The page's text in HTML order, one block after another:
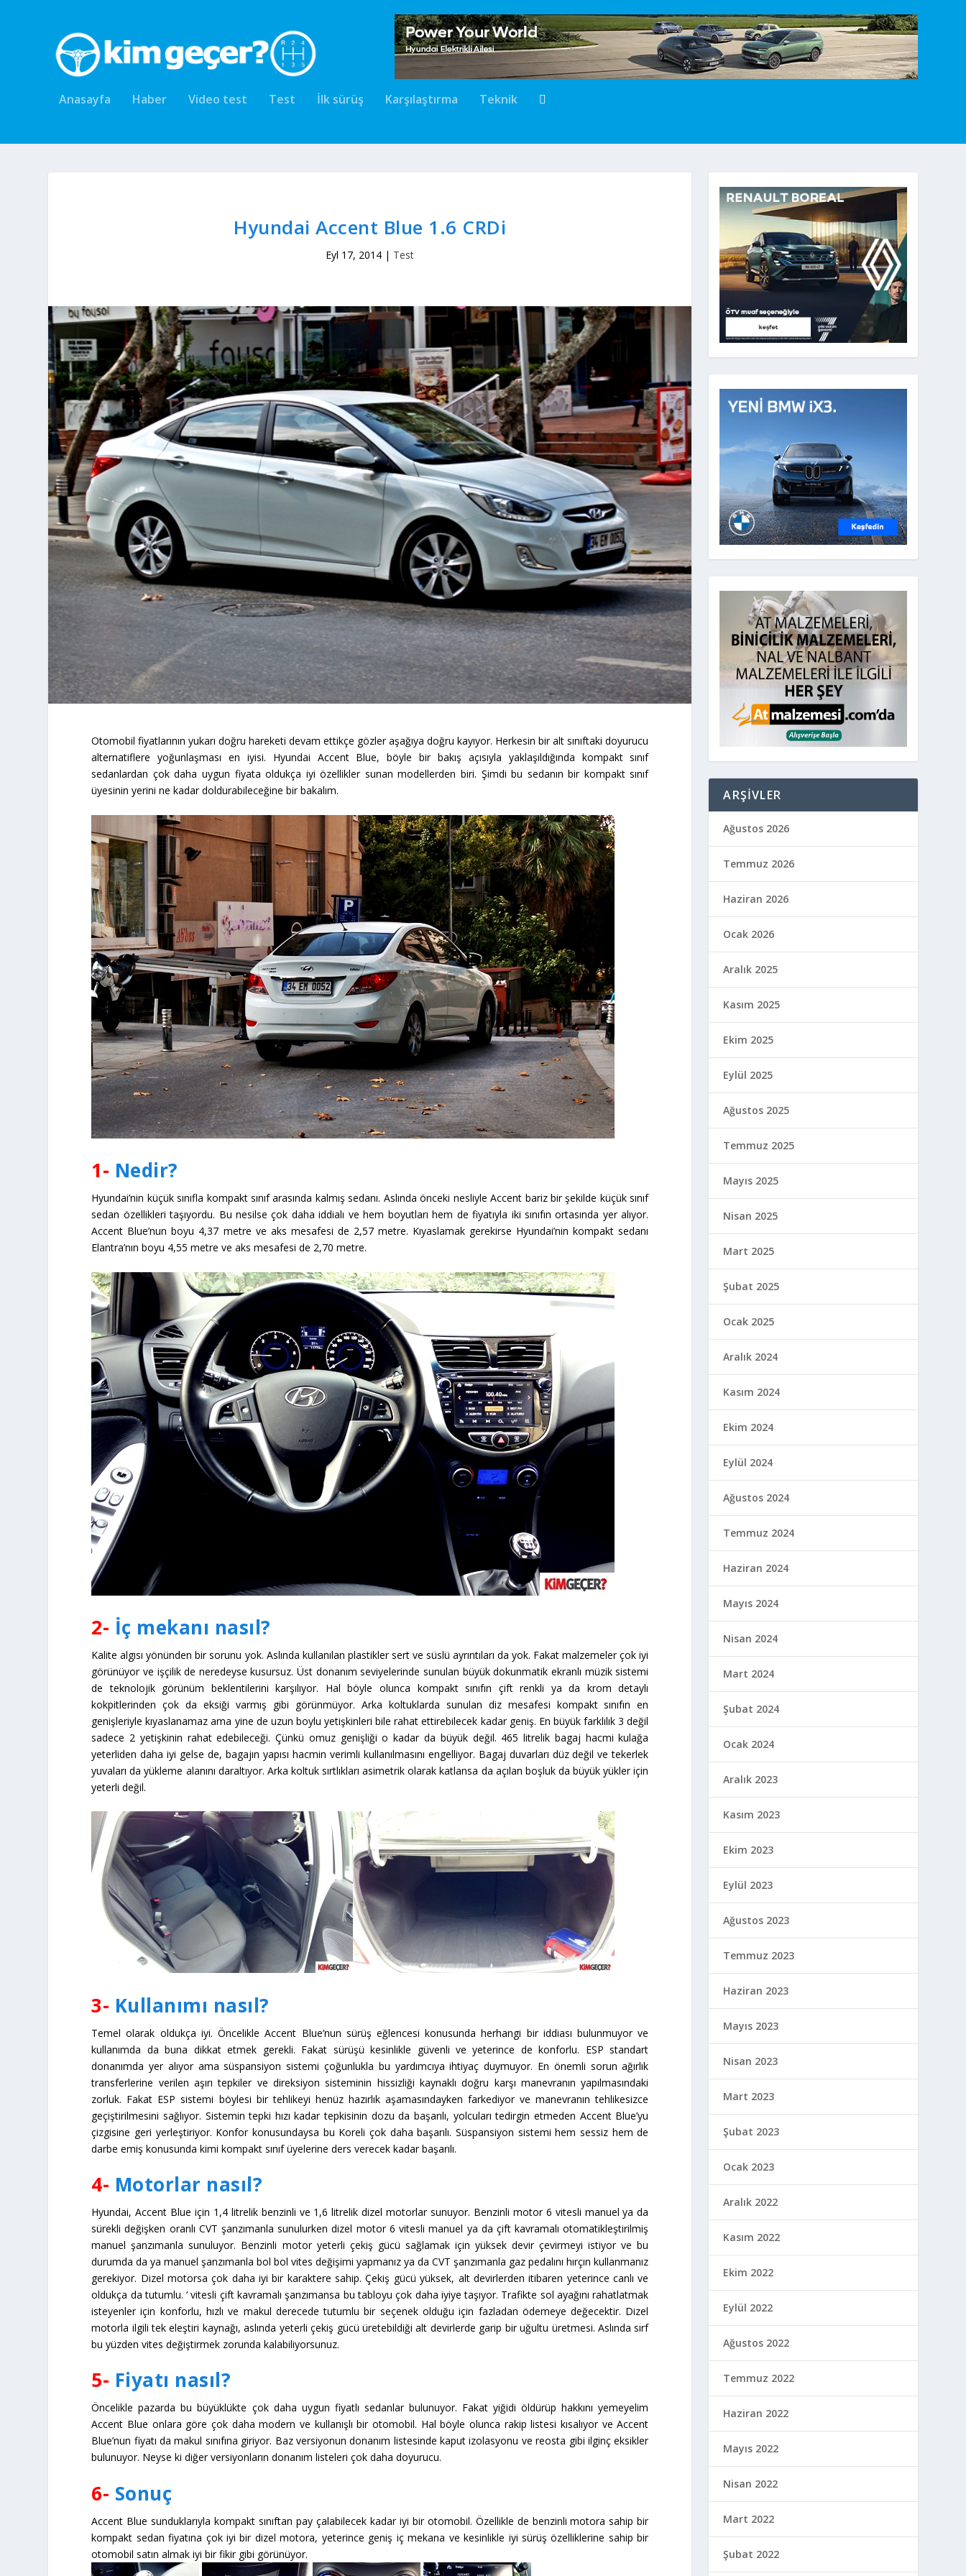
Anasayfa Haber Video test Test İlk sürüş Karşılaştırma Teknik
Hyundai Accent Blue 1.6 CRDi
Eyl 17, 2014 | Test
Otomobil fiyatlarının yukarı doğru hareketi devam ettikçe gözler aşağıya doğru kayıyor. Herkesin bir alt sınıftaki doyurucu
alternatiflere yoğunlaşması en iyisi. Hyundai Accent Blue, böyle bir bakış açısıyla yaklaşıldığında kompakt sınıf
sedanlardan çok daha uygun fiyata oldukça iyi özellikler sunan modellerden biri. Şimdi bu sedanın bir kompakt sınıf
üyesinin yerini ne kadar doldurabileceğine bir bakalım.
1- Nedir?
Hyundai’nin küçük sınıfla kompakt sınıf arasında kalmış sedanı. Aslında önceki nesliyle Accent bariz bir şekilde küçük sınıf
sedan özellikleri taşıyordu. Bu nesilse çok daha iddialı ve hem boyutları hem de fiyatıyla iki sınıfın ortasında yer alıyor.
Accent Blue’nun boyu 4,37 metre ve aks mesafesi de 2,57 metre. Kıyaslamak gerekirse Hyundai’nin kompakt sedanı
Elantra’nın boyu 4,55 metre ve aks mesafesi de 2,70 metre.
2- İç mekanı nasıl?
Kalite algısı yönünden bir sorunu yok. Aslında kullanılan plastikler sert ve süslü ayrıntıları da yok. Fakat malzemeler çok iyi
görünüyor ve işçilik de neredeyse kusursuz. Üst donanım seviyelerinde sunulan büyük dokunmatik ekranlı müzik sistemi
de teknolojik görünüm beklentilerini karşılıyor. Hal böyle olunca kompakt sınıfın çift renkli ya da krom detaylı
kokpitlerinden çok da eksiği varmış gibi görünmüyor. Arka koltuklarda sunulan diz mesafesi kompakt sınıfın en
genişleriyle kıyaslanamaz ama yine de uzun boylu yetişkinleri bile rahat ettirebilecek kadar geniş. En büyük farklılık 3 değil
sadece 2 yetişkinin rahat edebileceği. Çünkü omuz genişliği o kadar da büyük değil. 465 litrelik bagaj hacmi kulağa
yeterliden daha iyi gelse de, bagajın yapısı hacmin verimli kullanılmasını engelliyor. Bagaj duvarları düz değil ve tekerlek
yuvaları da yükleme alanını daraltıyor. Arka koltuk sırtlıkları asimetrik olarak katlansa da açılan boşluk da büyük yükler için
yeterli değil.
3- Kullanımı nasıl?
Temel olarak oldukça iyi. Öncelikle Accent Blue’nun sürüş eğlencesi konusunda herhangi bir iddiası bulunmuyor ve
kullanımda da buna dikkat etmek gerekli. Fakat sürüşü kesinlikle güvenli ve yeterince de konforlu. ESP standart
donanımda yer alıyor ama süspansiyon sistemi çoğunlukla bu yardımcıya ihtiyaç duymuyor. En önemli sorun ağırlık
transferlerine verilen aşırı tepkiler ve direksiyon sisteminin hissizliği kaynaklı doğru karşı manevranın yapılmasındaki
zorluk. Fakat ESP sistemi böylesi bir tehlikeyi henüz hazırlık aşamasındayken farkediyor ve manevranın tehlikesizce
geçiştirilmesini sağlıyor. Sistemin tepki hızı kadar tepkisinin dozu da başarılı, yolcuları tedirgin etmeden Accent Blue’yu
çizgisine geri yerleştiriyor. Konfor konusundaysa bu Koreli çok daha başarılı. Süspansiyon sistemi hem sessiz hem de
darbe emiş konusunda kimi kompakt sınıf üyelerine ders verecek kadar başarılı.
4- Motorlar nasıl?
Hyundai, Accent Blue için 1,4 litrelik benzinli ve 1,6 litrelik dizel motorlar sunuyor. Benzinli motor 6 vitesli manuel ya da
sürekli değişken oranlı CVT şanzımanla sunulurken dizel motor 6 vitesli manuel ya da çift kavramalı otomatikleştirilmiş
manuel şanzımanla sunuluyor. Benzinli motor yeterli çekiş gücü sağlamak için yüksek devir çevirmeyi istiyor ve bu
durumda da ya manuel şanzımanla bol bol vites değişimi yapmanız ya da CVT şanzımanla gaz pedalını hırçın kullanmanız
gerekiyor. Dizel motorsa çok daha iyi bir karaktere sahip. Çekiş gücü yüksek, alt devirlerden itibaren yeterince canlı ve
oldukça da tutumlu. ‘ vitesli çift kavramalı şanzımansa bu tabloyu çok daha iyiye taşıyor. Trafikte sol ayağını rahatlatmak
isteyenler için konforlu, hızlı ve makul derecede tutumlu bir seçenek olduğu için fazladan ödemeye değecektir. Dizel
motorla ilgili tek eleştiri kaynağı, aslında yeterli çekiş gücü üretebildiği alt devirlerde garip bir uğultu üretmesi. Aslında sırf
bu yüzden vites değiştirmek zorunda kalabiliyorsunuz.
5- Fiyatı nasıl?
Öncelikle pazarda bu büyüklükte çok daha uygun fiyatlı sedanlar bulunuyor. Fakat yiğidi öldürüp hakkını yemeyelim
Accent Blue onlara göre çok daha modern ve kullanışlı bir otomobil. Hal böyle olunca rakip listesi kısalıyor ve Accent
Blue’nun fiyatı da makul sınıfına giriyor. Baz versiyonun donanım listesinde kaput izolasyonu ve reosta gibi ilginç eksikler
bulunuyor. Neyse ki diğer versiyonların donanım listeleri çok daha doyurucu.
6- Sonuç
Accent Blue sunduklarıyla kompakt sınıftan pay çalabilecek kadar iyi bir otomobil. Özellikle de benzinli motora sahip bir
kompakt sedan fiyatına çok iyi bir dizel motora, yeterince geniş iç mekana ve kesinlikle iyi sürüş özelliklerine sahip bir
otomobil satın almak iyi bir fikir gibi görünüyor.
ARŞIVLER
Ağustos 2026
Temmuz 2026
Haziran 2026
Ocak 2026
Aralık 2025
Kasım 2025
Ekim 2025
Eylül 2025
Ağustos 2025
Temmuz 2025
Mayıs 2025
Nisan 2025
Mart 2025
Şubat 2025
Ocak 2025
Aralık 2024
Kasım 2024
Ekim 2024
Eylül 2024
Ağustos 2024
Temmuz 2024
Haziran 2024
Mayıs 2024
Nisan 2024
Mart 2024
Şubat 2024
Ocak 2024
Aralık 2023
Kasım 2023
Ekim 2023
Eylül 2023
Ağustos 2023
Temmuz 2023
Haziran 2023
Mayıs 2023
Nisan 2023
Mart 2023
Şubat 2023
Ocak 2023
Aralık 2022
Kasım 2022
Ekim 2022
Eylül 2022
Ağustos 2022
Temmuz 2022
Haziran 2022
Mayıs 2022
Nisan 2022
Mart 2022
Şubat 2022